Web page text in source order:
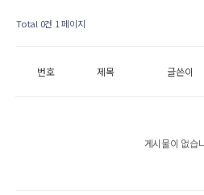
Total 0건 1 페이지
번호 제목 글쓴이
게시물이 없습